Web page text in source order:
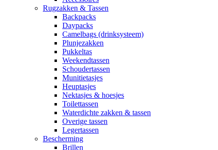
Rugzakken & Tassen
Backpacks
Daypacks
Camelbags (drinksysteem)
Plunjezakken
Pukkeltas
Weekendtassen
Schoudertassen
Munitietasjes
Heuptasjes
Nektasjes & hoesjes
Toilettassen
Waterdichte zakken & tassen
Overige tassen
Legertassen
Bescherming
Brillen